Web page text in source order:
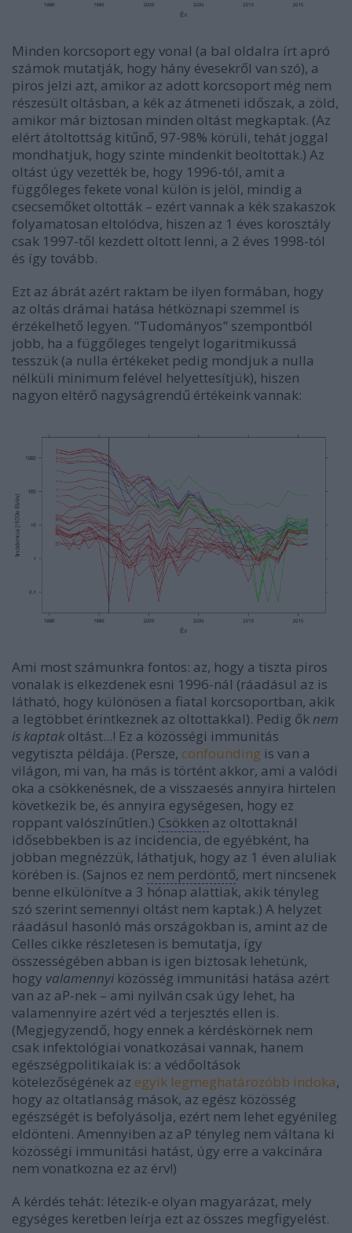
Minden korcsoport egy vonal (a bal oldalra írt apró
számok mutatják, hogy hány évesekről van szó), a
piros jelzi azt, amikor az adott korcsoport még nem
részesült oltásban, a kék az átmeneti időszak, a zöld,
amikor már biztosan minden oltást megkaptak. (Az
elért átoltottság kitűnő, 97-98% körüli, tehát joggal
mondhatjuk, hogy szinte mindenkit beoltottak.) Az
oltást úgy vezették be, hogy 1996-tól, amit a
függőleges fekete vonal külön is jelöl, mindig a
csecsemőket oltották – ezért vannak a kék szakaszok
folyamatosan eltolódva, hiszen az 1 éves korosztály
csak 1997-től kezdett oltott lenni, a 2 éves 1998-tól
és így tovább.
Ezt az ábrát azért raktam be ilyen formában, hogy
az oltás drámai hatása hétköznapi szemmel is
érzékelhető legyen. "Tudományos" szempontból
jobb, ha a függőleges tengelyt logaritmikussá
tesszük (a nulla értékeket pedig mondjuk a nulla
nélküli minimum felével helyettesítjük), hiszen
nagyon eltérő nagyságrendű értékeink vannak:
Ami most számunkra fontos: az, hogy a tiszta piros
vonalak is elkezdenek esni 1996-nál (ráadásul az is
látható, hogy különösen a fiatal korcsoportban, akik
a legtöbbet érintkeznek az oltottakkal). Pedig őknem
is kaptak oltást...! Ez a közösségi immunitás
vegytiszta példája. (Persze, confounding is van a
világon, mi van, ha más is történt akkor, ami a valódi
oka a csökkenésnek, de a visszaesés annyira hirtelen
következik be, és annyira egységesen, hogy ez
roppant valószínűtlen.) Csökken az oltottaknál
idősebbekben is az incidencia, de egyébként, ha
jobban megnézzük, láthatjuk, hogy az 1 éven aluliak
körében is. (Sajnos ez nem perdöntő, mert nincsenek
benne elkülönítve a 3 hónap alattiak, akik tényleg
szó szerint semennyi oltást nem kaptak.) A helyzet
ráadásul hasonló más országokban is, amint az de
Celles cikke részletesen is bemutatja, így
összességében abban is igen biztosak lehetünk,
hogy valamennyi közösség immunitási hatása azért
van az aP-nek – ami nyilván csak úgy lehet, ha
valamennyire azért véd a terjesztés ellen is.
(Megjegyzendő, hogy ennek a kérdéskörnek nem
csak infektológiai vonatkozásai vannak, hanem
egészségpolitikaiak is: a védőoltások
kötelezőségének az egyik legmeghatározóbb indoka,
hogy az oltatlanság mások, az egész közösség
egészségét is befolyásolja, ezért nem lehet egyénileg
eldönteni. Amennyiben az aP tényleg nem váltana ki
közösségi immunitási hatást, úgy erre a vakcinára
nem vonatkozna ez az érv!)
A kérdés tehát: létezik-e olyan magyarázat, mely
egységes keretben leírja ezt az összes megfigyelést.